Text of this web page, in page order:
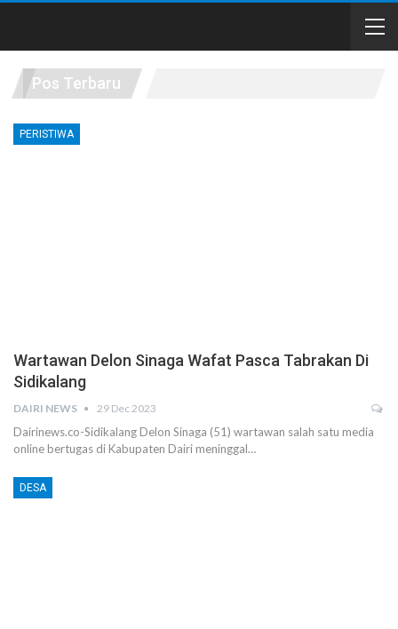
Pos Terbaru
PERISTIWA
Wartawan Delon Sinaga Wafat Pasca Tabrakan Di
Sidikalang
DAIRI NEWS 29 Dec 2023
Dairinews.co-Sidikalang Delon Sinaga (51) wartawan salah satu media
online bertugas di Kabupaten Dairi meninggal…
DESA